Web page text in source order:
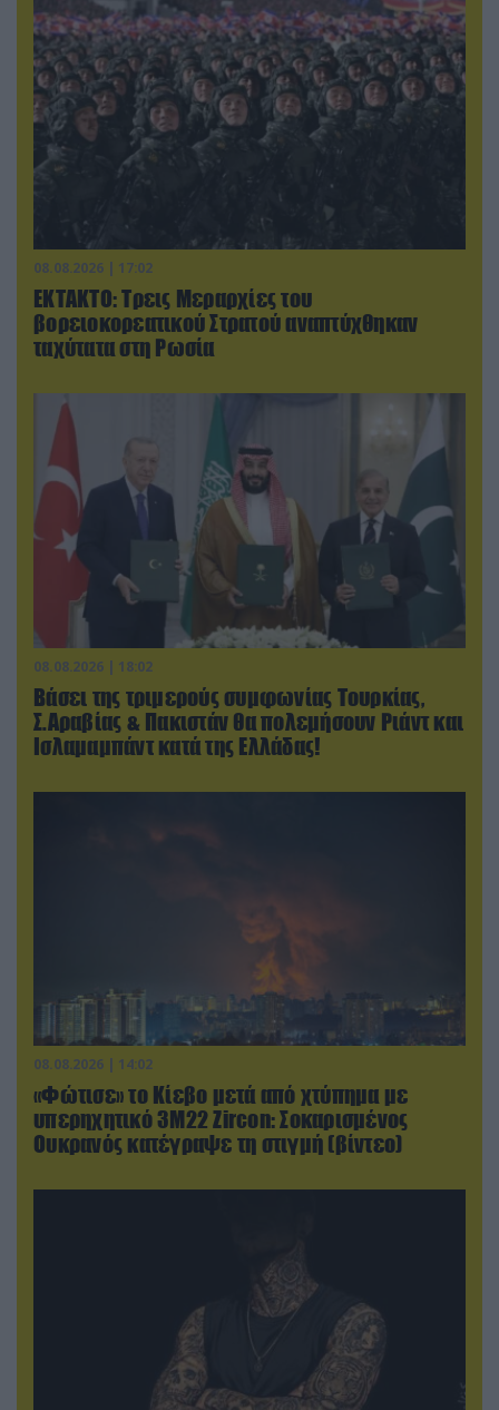
08.08.2026 | 17:02
ΕΚΤΑΚΤΟ: Τρεις Μεραρχίες του
βορειοκορεατικού Στρατού αναπτύχθηκαν
ταχύτατα στη Ρωσία
08.08.2026 | 18:02
Βάσει της τριμερούς συμφωνίας Τουρκίας,
Σ.Αραβίας & Πακιστάν θα πολεμήσουν Ριάντ και
Ισλαμαμπάντ κατά της Ελλάδας!
08.08.2026 | 14:02
«Φώτισε» το Κίεβο μετά από χτύπημα με
υπερηχητικό 3M22 Zircon: Σοκαρισμένος
Ουκρανός κατέγραψε τη στιγμή (βίντεο)